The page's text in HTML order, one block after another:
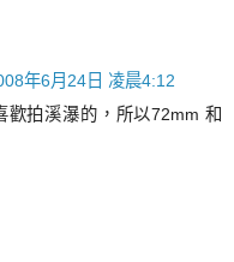
年6月24日 凌晨4:12
拍溪瀑的，所以72mm 和